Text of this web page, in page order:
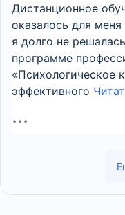
Дистанционное
оказалось для
я долго не
программе
«Психологическое
эффективного